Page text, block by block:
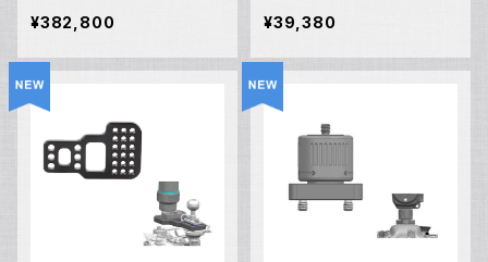
¥382,800
350mm190 1/4インチ スイ
ベルアダプター セット [218
23]
¥39,380